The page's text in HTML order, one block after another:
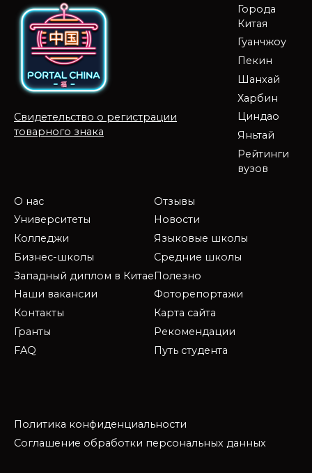
Свидетельство о регистрации
товарного знака
Города
Китая
Гуанчжоу
Пекин
Шанхай
Харбин
Циндао
Яньтай
Рейтинги
вузов
О нас
Университеты
Колледжи
Бизнес-школы
Западный диплом в Китае
Наши вакансии
Контакты
Гранты
FAQ
Отзывы
Новости
Языковые школы
Средние школы
Полезно
Фоторепортажи
Карта сайта
Рекомендации
Путь студента
Политика конфиденциальности
Соглашение обработки персональных данных